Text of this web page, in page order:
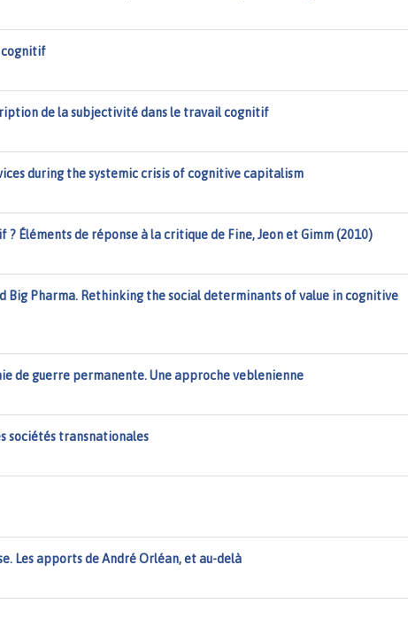
cognitif
de la subjectivité dans le travail cognitif
during the systemic crisis of cognitive capitalism
Éléments de réponse à la critique de Fine, Jeon et Gimm (2010)
Big Pharma. Rethinking the social determinants of value in cognitive
de guerre permanente. Une approche veblenienne
sociétés transnationales
Les apports de André Orléan, et au-delà